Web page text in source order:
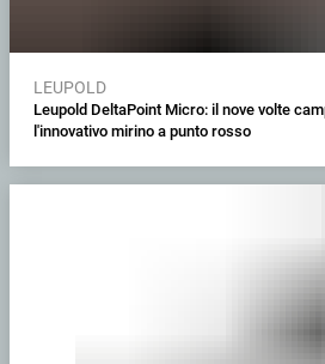
LEUPOLD
Leupold DeltaPoint Micro: il nove volte
l'innovativo mirino a punto rosso